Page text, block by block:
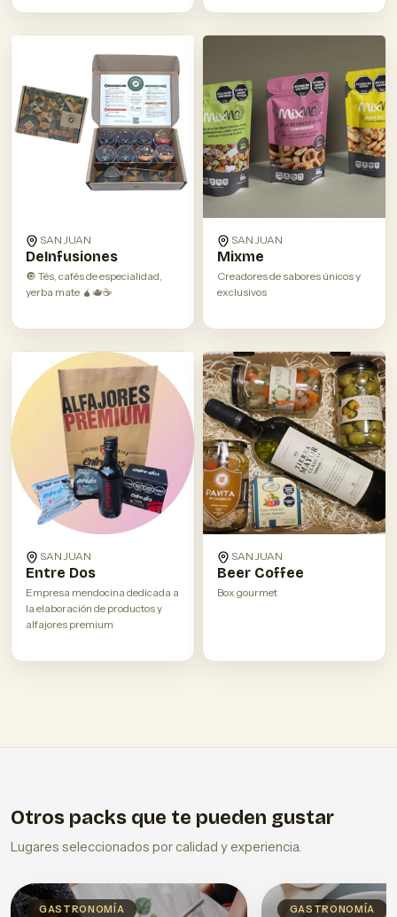
SAN JUAN
DeInfusiones
🔘 Tés, cafés de especialidad,
yerba mate 🧉🫖☕️
SAN JUAN
Mixme
Creadores de sabores únicos y
exclusivos
SAN JUAN
Entre Dos
Empresa mendocina dedicada a
la elaboración de productos y
alfajores premium
SAN JUAN
Beer Coffee
Box gourmet
Otros packs que te pueden gustar
Lugares seleccionados por calidad y experiencia.
GASTRONOMÍA GASTRONOMÍA